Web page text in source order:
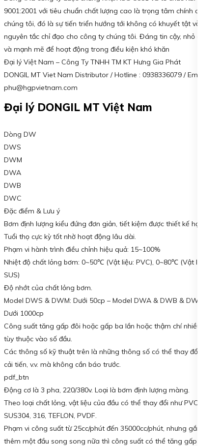
9001:2001 với tiêu chuẩn chất lượng cao là trọng tâm chính của
chúng tôi, đó là sự tiến triển hướng tới không có khuyết tật vẫn là
nguyên tắc chỉ đạo cho công ty chúng tôi. Đáng tin cậy, nhỏ gọn
và mạnh mẽ để hoạt động trong điều kiện khó khăn
Đại lý Việt Nam – Công Ty TNHH TM KT Hưng Gia Phát
DONGIL MT Viet Nam Distributor / Hotline : 0938336079 / Email :
phu@hgpvietnam.com
Đại lý DONGIL MT Việt Nam
Dòng DW
DWS
DWM
DWA
DWB
DWC
Đặc điểm & Lưu ý
Bơm định lượng kiểu đứng đơn giản, tiết kiệm được thiết kế hợp lý.
Tuổi thọ cực kỳ tốt nhờ hoạt động lâu dài.
Phạm vi hành trình điều chỉnh hiệu quả: 15~100%
Nhiệt độ chất lỏng bơm: 0~50℃ (Vật liệu: PVC), 0~80℃ (Vật liệu:
SUS)
Độ nhớt của chất lỏng bơm.
Model DWS & DWM: Dưới 50cp – Model DWA & DWB & DWC:
Dưới 1000cp
Công suất tăng gấp đôi hoặc gấp ba lần hoặc thậm chí nhiều hơn
tùy thuộc vào số đầu.
Các thông số kỹ thuật trên là những thông số có thể thay đổi do
cải tiến, v.v. mà không cần báo trước.
pdf_btn
Động cơ là 3 pha, 220/380v. Loại là bơm định lượng màng.
Theo loại chất lỏng, vật liệu của đầu có thể thay đổi như PVC,
SUS304, 316, TEFLON, PVDF.
Phạm vi công suất từ 25cc/phút đến 35000cc/phút, nhưng gắn
thêm một đầu song song nữa thì công suất có thể tăng gấp đôi.